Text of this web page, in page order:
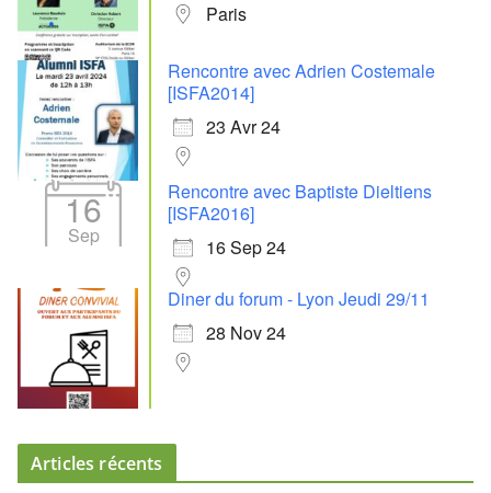
Paris
Rencontre avec Adrien Costemale
[ISFA2014]
23 Avr 24
16
Sep
Rencontre avec Baptiste Dieltiens
[ISFA2016]
16 Sep 24
Diner du forum - Lyon Jeudi 29/11
28 Nov 24
Articles récents